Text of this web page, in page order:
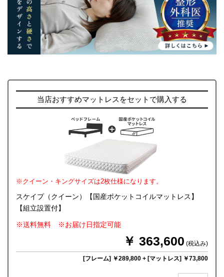
当店おすすめマットレスをセットで購入する
※クイーン・キングサイズは2枚仕様になります。
スケイプ（クイーン）【国産ポケットコイルマットレス】
【組立設置付】
※送料無料 ※お届け日指定可能
￥ 363,600 (税込み)
[フレーム] ￥289,800 + [マットレス] ￥73,800